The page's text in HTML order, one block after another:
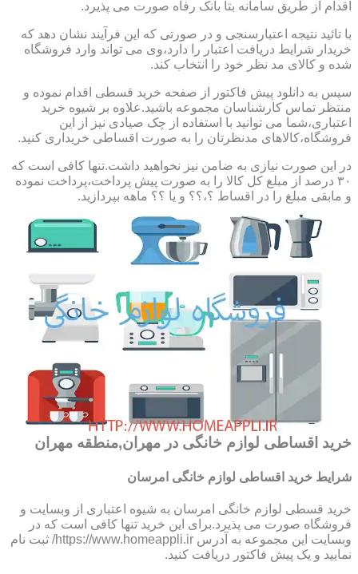
اقدام از طریق سامانه بتا بانک رفاه صورت می پذیرد.
با تائید نتیجه اعتبارسنجی و در صورتی که این فرآیند نشان دهد که
خریدار شرایط دریافت اعتبار را دارد،وی می تواند وارد فروشگاه
شده و کالای مد نظر خود را انتخاب کند.
سپس به دانلود پیش فاکتور از صفحه خرید قسطی اقدام نموده و
منتظر تماس کارشناسان مجموعه باشید.علاوه بر شیوه خرید
اعتباری،شما می توانید با استفاده از چک صیادی نیز از این
فروشگاه،کالاهای مدنظرتان را به صورت اقساطی خریداری کنید.
در این صورت نیازی به ضامن نیز نخواهید داشت.تنها کافی است که
۳۰ درصد از مبلغ کل کالا را به صورت پیش پرداخت،پرداخت نموده
و مابقی مبلغ را در اقساط ؟،؟؟ و یا ؟؟ ماهه بپردازید.
خرید اقساطی لوازم خانگی در مهران,منطقه مهران
شرایط خرید اقساطی لوازم خانگی امرسان
خرید قسطی لوازم خانگی امرسان به شیوه اعتباری از وبسایت و
فروشگاه صورت می پذیرد.برای این خرید تنها کافی است که در
وبسایت این مجموعه به آدرس https://www.homeappli.ir/ ثبت نام
نمایید و یک پیش فاکتور دریافت کنید.